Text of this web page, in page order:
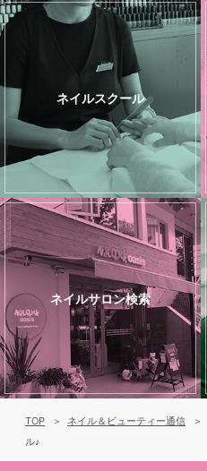
ネイルスクール
ネイルサロン検索
TOP ネイル＆ビューティー通信
ル♪